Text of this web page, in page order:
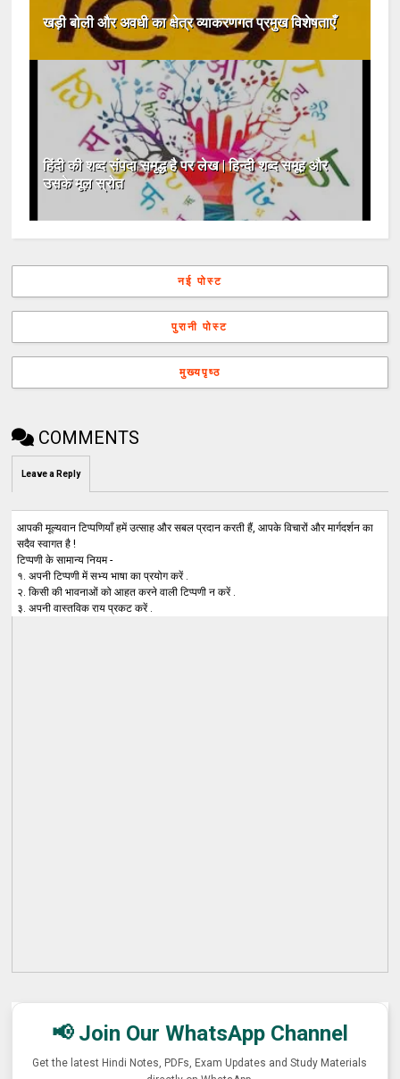
खड़ी बोली और अवधी का क्षेत्र व्याकरणगत प्रमुख विशेषताएँ
हिंदी की शब्द संपदा समृद्ध है पर लेख | हिन्दी शब्द समूह और
उसके मूल स्रोत
नई पोस्ट
पुरानी पोस्ट
मुख्यपृष्ठ
COMMENTS
Leave a Reply
आपकी मूल्यवान टिप्पणियाँ हमें उत्साह और सबल प्रदान करती हैं, आपके विचारों और मार्गदर्शन का
सदैव स्वागत है !
टिप्पणी के सामान्य नियम -
१. अपनी टिप्पणी में सभ्य भाषा का प्रयोग करें .
२. किसी की भावनाओं को आहत करने वाली टिप्पणी न करें .
३. अपनी वास्तविक राय प्रकट करें .
📢 Join Our WhatsApp Channel
Get the latest Hindi Notes, PDFs, Exam Updates and Study Materials